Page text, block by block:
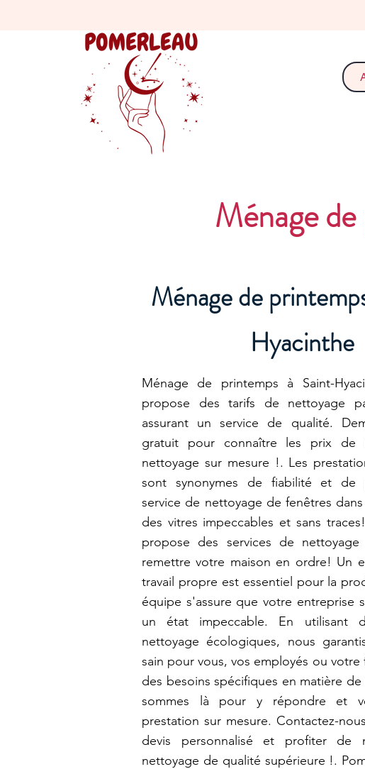
Ménage
Ménage de
Hyacinthe
Ménage de printemps à Saint-
propose des tarifs de nettoyage
assurant un service de qualité.
gratuit pour connaître les prix de
nettoyage sur mesure !. Les
sont synonymes de fiabilité et de
service de nettoyage de fenêtres
des vitres impeccables et sans
propose des services de nettoyage
remettre votre maison en ordre! Un
travail propre est essentiel pour la
équipe s'assure que votre entreprise
un état impeccable. En utilisant
nettoyage écologiques, nous
sain pour vous, vos employés ou votre
des besoins spécifiques en matière
sommes là pour y répondre et
prestation sur mesure. Contactez-
devis personnalisé et profiter de
nettoyage de qualité supérieure !.